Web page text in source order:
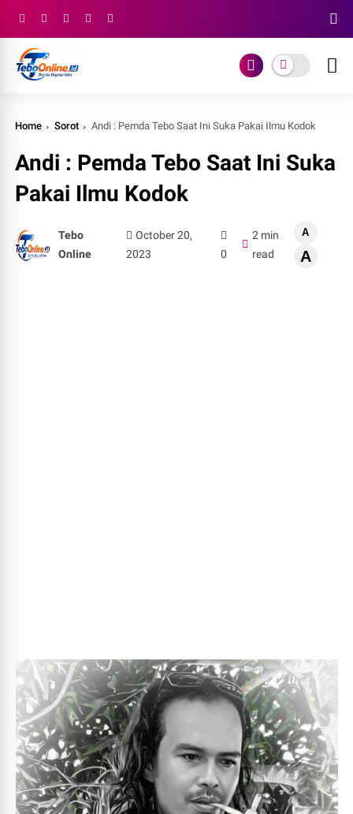
Home Sorot Andi : Pemda Tebo Saat Ini Suka Pakai Ilmu Kodok
Andi : Pemda Tebo Saat Ini Suka
Pakai Ilmu Kodok
Tebo
Online
October 20,
2023
0
2 min
read
A
A